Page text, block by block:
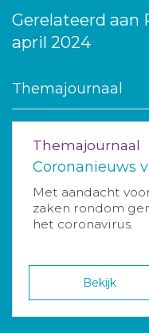
Gerelateerd aan
april 2024
Themajournaal
Themajournaal
Coronanieuws
Met aandacht
zaken rondom
het coronavirus.
Bekijk